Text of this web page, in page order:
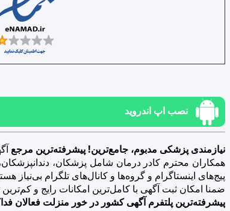
نصب اپ اندروید
نیازمندی پزشکی مدبوم، جامع‌ترین! پیشرفته‌ترین مرجع
همکاران محترم کادر درمان شامل پزشکان،
پیج‌های اینستاگرام و گروه‌ها و کانال‌های تلگرام بی‌نیاز
ضمنا امکان ثبت آگهی با کامل‌ترین امکانات رایج و کم‌ترین تعرفه
پیشرفته‌ترین پلتفرم آگهی کشور در خور منزلت فعالان